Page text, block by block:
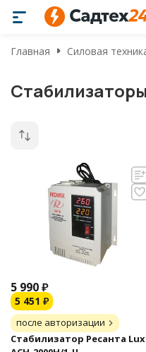
Главная Силовая
5 990₽
5 451 ₽
после авторизации
Стабилизатор Ресанта Lux